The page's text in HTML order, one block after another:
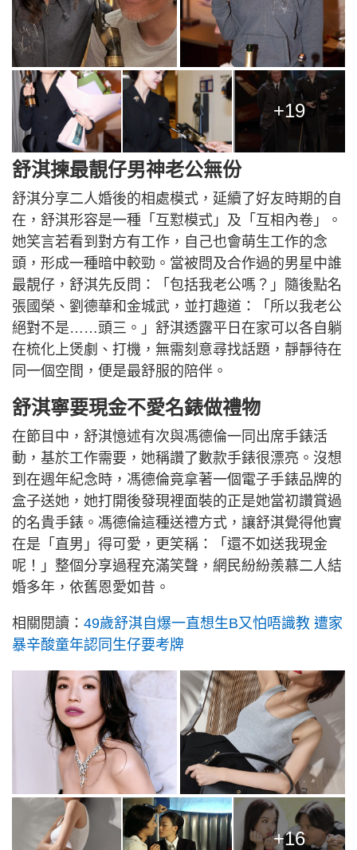
+19
舒淇揀最靚仔男神老公無份
舒淇分享二人婚後的相處模式，延續了好友時期的自
在，舒淇形容是一種「互懟模式」及「互相內卷」。
她笑言若看到對方有工作，自己也會萌生工作的念
頭，形成一種暗中較勁。當被問及合作過的男星中誰
最靚仔，舒淇先反問：「包括我老公嗎？」隨後點名
張國榮、劉德華和金城武，並打趣道：「所以我老公
絕對不是……頭三。」舒淇透露平日在家可以各自躺
在梳化上煲劇、打機，無需刻意尋找話題，靜靜待在
同一個空間，便是最舒服的陪伴。
舒淇寧要現金不愛名錶做禮物
在節目中，舒淇憶述有次與馮德倫一同出席手錶活
動，基於工作需要，她稱讚了數款手錶很漂亮。沒想
到在週年紀念時，馮德倫竟拿著一個電子手錶品牌的
盒子送她，她打開後發現裡面裝的正是她當初讚賞過
的名貴手錶。馮德倫這種送禮方式，讓舒淇覺得他實
在是「直男」得可愛，更笑稱：「還不如送我現金
呢！」整個分享過程充滿笑聲，網民紛紛羨慕二人結
婚多年，依舊恩愛如昔。
相關閱讀： 49歲舒淇自爆一直想生B又怕唔識教 遭家
暴辛酸童年認同生仔要考牌
+16